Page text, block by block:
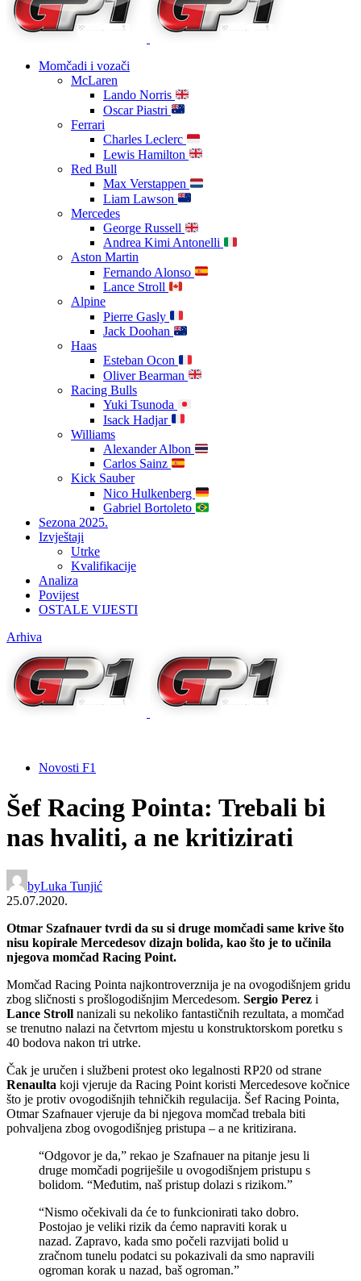
Momčadi i vozači
McLaren
Lando Norris
Oscar Piastri
Ferrari
Charles Leclerc
Lewis Hamilton
Red Bull
Max Verstappen
Liam Lawson
Mercedes
George Russell
Andrea Kimi Antonelli
Aston Martin
Fernando Alonso
Lance Stroll
Alpine
Pierre Gasly
Jack Doohan
Haas
Esteban Ocon
Oliver Bearman
Racing Bulls
Yuki Tsunoda
Isack Hadjar
Williams
Alexander Albon
Carlos Sainz
Kick Sauber
Nico Hulkenberg
Gabriel Bortoleto
Sezona 2025.
Izvještaji
Utrke
Kvalifikacije
Analiza
Povijest
OSTALE VIJESTI
Arhiva
Novosti F1
Šef Racing Pointa: Trebali bi
nas hvaliti, a ne kritizirati
byLuka Tunjić
25.07.2020.
Otmar Szafnauer tvrdi da su si druge momčadi same krive što
nisu kopirale Mercedesov dizajn bolida, kao što je to učinila
njegova momčad Racing Point.
Momčad Racing Pointa najkontroverznija je na ovogodišnjem gridu
zbog sličnosti s prošlogodišnjim Mercedesom. Sergio Perez i
Lance Stroll nanizali su nekoliko fantastičnih rezultata, a momčad
se trenutno nalazi na četvrtom mjestu u konstruktorskom poretku s
40 bodova nakon tri utrke.
Čak je uručen i službeni protest oko legalnosti RP20 od strane
Renaulta koji vjeruje da Racing Point koristi Mercedesove kočnice
što je protiv ovogodišnjih tehničkih regulacija. Šef Racing Pointa,
Otmar Szafnauer vjeruje da bi njegova momčad trebala biti
pohvaljena zbog ovogodišnjeg pristupa – a ne kritizirana.
“Odgovor je da,” rekao je Szafnauer na pitanje jesu li
druge momčadi pogriješile u ovogodišnjem pristupu s
bolidom. “Međutim, naš pristup dolazi s rizikom.”
“Nismo očekivali da će to funkcionirati tako dobro.
Postojao je veliki rizik da ćemo napraviti korak u
nazad. Zapravo, kada smo počeli razvijati bolid u
zračnom tunelu podatci su pokazivali da smo napravili
ogroman korak u nazad, baš ogroman.”